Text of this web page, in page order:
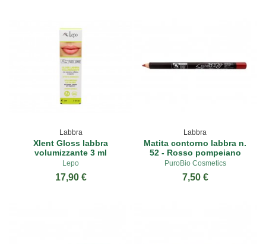
Labbra
Xlent Gloss labbra
volumizzante 3 ml
Lepo
17,90 €
Labbra
Matita contorno labbra n.
52 - Rosso pompeiano
PuroBio Cosmetics
7,50 €